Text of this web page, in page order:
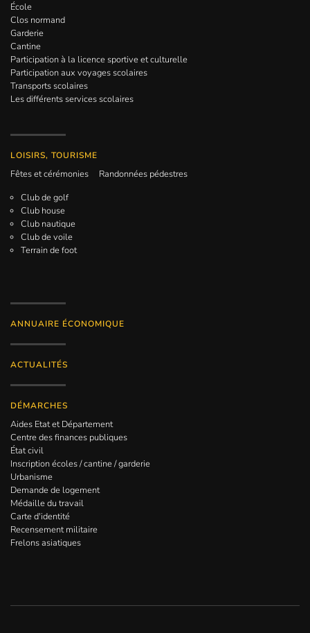
École
Clos normand
Garderie
Cantine
Participation à la licence sportive et culturelle
Participation aux voyages scolaires
Transports scolaires
Les différents services scolaires
LOISIRS, TOURISME
Fêtes et cérémonies
Randonnées pédestres
Club de golf
Club house
Club nautique
Club de voile
Terrain de foot
ANNUAIRE ÉCONOMIQUE
ACTUALITÉS
DÉMARCHES
Aides Etat et Département
Centre des finances publiques
État civil
Inscription écoles / cantine / garderie
Urbanisme
Demande de logement
Médaille du travail
Carte d'identité
Recensement militaire
Frelons asiatiques